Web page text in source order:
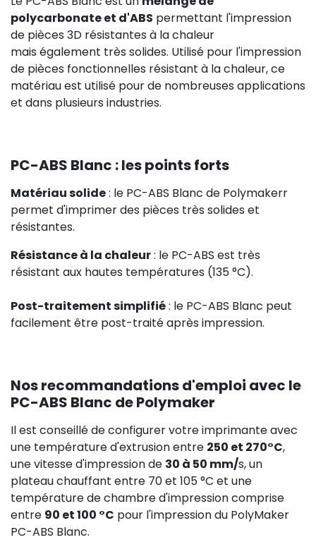
polycarbonate et d'ABS permettant l'impression
de pièces 3D résistantes à la chaleur
mais également très solides. Utilisé pour l'impression
de pièces fonctionnelles résistant à la chaleur, ce
matériau est utilisé pour de nombreuses applications
et dans plusieurs industries.
PC-ABS Blanc : les points forts
Matériau solide: le PC-ABS Blanc de Polymakerr
permet d'imprimer des pièces très solides et
résistantes.
Résistance à la chaleur: le PC-ABS est très
résistant aux hautes températures (135 °C).
Post-traitement simplifié: le PC-ABS Blanc peut
facilement être post-traité après impression.
Nos recommandations d'emploi avec le
PC-ABS Blanc de Polymaker
Il est conseillé de configurer votre imprimante avec
une température d'extrusion entre 250 et 270°C,
une vitesse d'impression de 30 à 50 mm/s, un
plateau chauffant entre 70 et 105 °C et une
température de chambre d'impression comprise
entre 90 et 100 °C pour l'impression du PolyMaker
PC-ABS Blanc.